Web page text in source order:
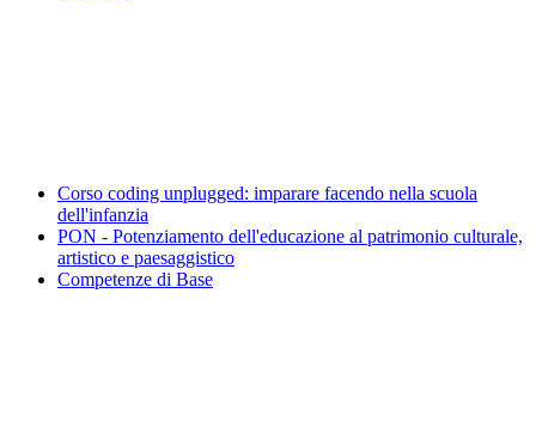
Corso coding unplugged: imparare facendo nella scuola
dell'infanzia
PON - Potenziamento dell'educazione al patrimonio culturale,
artistico e paesaggistico
Competenze di Base